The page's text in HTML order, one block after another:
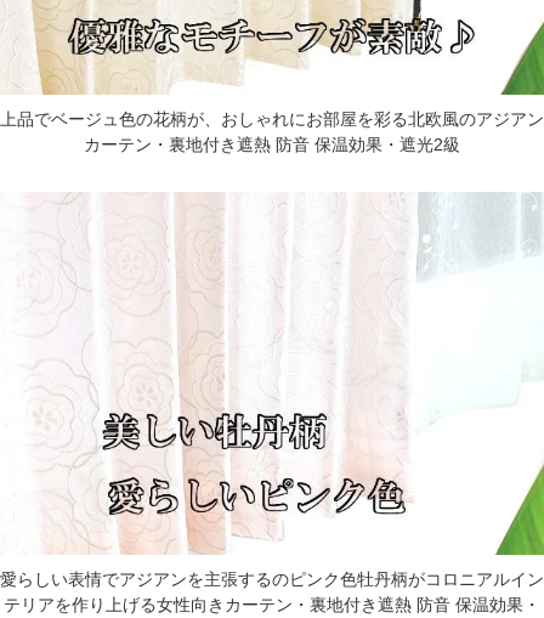
上品でベージュ色の花柄が、おしゃれにお部屋を彩る北欧風のアジアン
カーテン・裏地付き遮熱 防音 保温効果・遮光2級
愛らしい表情でアジアンを主張するのピンク色牡丹柄がコロニアルイン
テリアを作り上げる女性向きカーテン・裏地付き遮熱 防音 保温効果・